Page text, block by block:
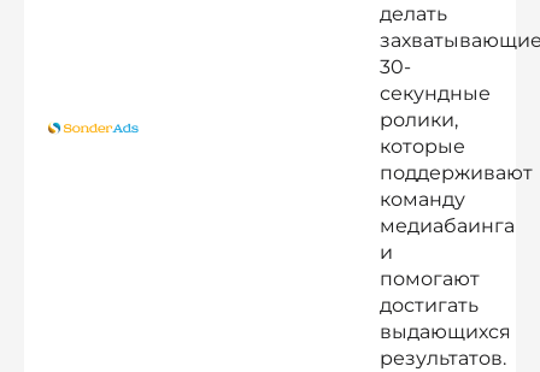
делать
30-
секундные
ролики,
которые
поддерживают
команду
медиабаинга
и
помогают
достигать
выдающихся
результатов.